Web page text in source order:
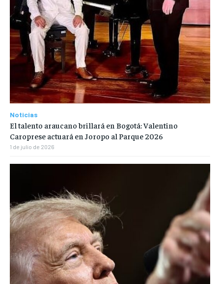
Noticias
El talento araucano brillará en Bogotá: Valentino
Caroprese actuará en Joropo al Parque 2026
1 de julio de 2026